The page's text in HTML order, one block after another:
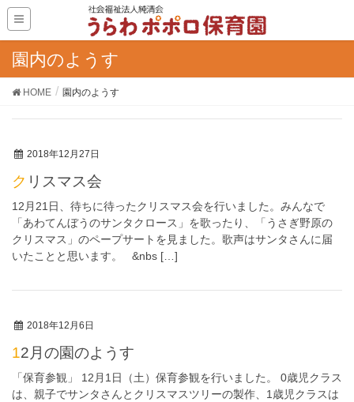
園内のようす
HOME 園内のようす
2018年12月27日
クリスマス会
12月21日、待ちに待ったクリスマス会を行いました。みんなで
「あわてんぼうのサンタクロース」を歌ったり、「うさぎ野原の
クリスマス」のペープサートを見ました。歌声はサンタさんに届
いたことと思います。 &nbs […]
2018年12月6日
12月の園のようす
「保育参観」 12月1日（土）保育参観を行いました。 0歳児クラス
は、親子でサンタさんとクリスマスツリーの製作、1歳児クラスは